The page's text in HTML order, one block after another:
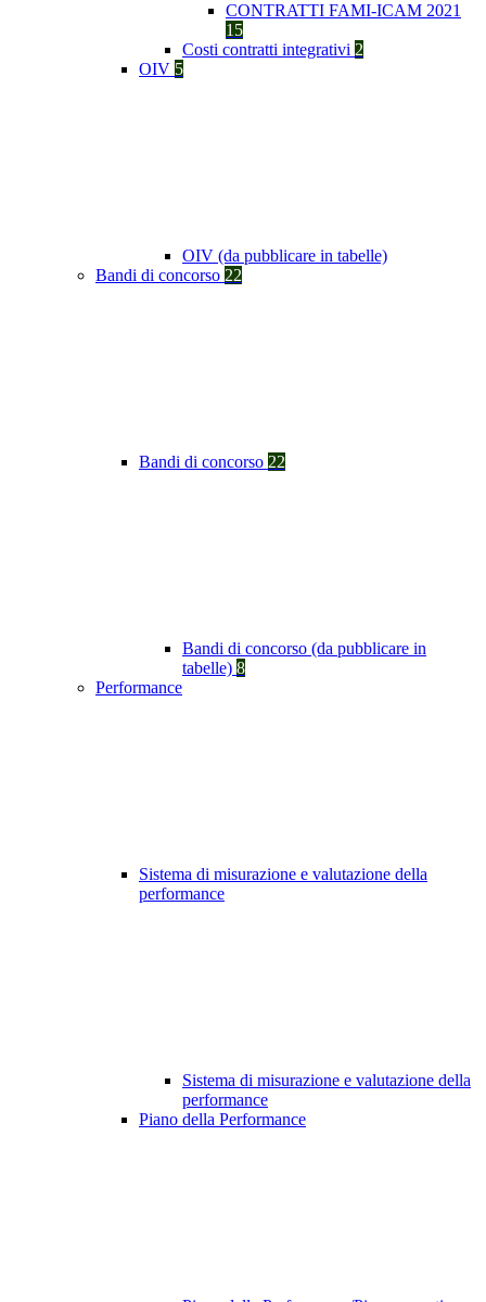
CONTRATTI FAMI-ICAM 2021
15
Costi contratti integrativi 2
OIV 5
OIV (da pubblicare in tabelle)
Bandi di concorso 22
Bandi di concorso 22
Bandi di concorso (da pubblicare in
tabelle) 8
Performance
Sistema di misurazione e valutazione della
performance
Sistema di misurazione e valutazione della
performance
Piano della Performance